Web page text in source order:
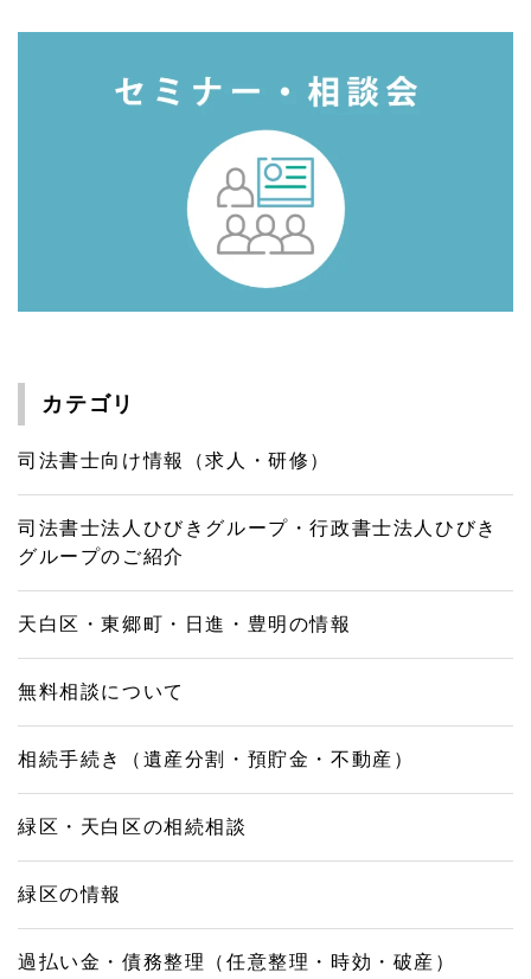
カテゴリ
司法書士向け情報（求人・研修）
司法書士法人ひびきグループ・行政書士法人ひびき
グループのご紹介
天白区・東郷町・日進・豊明の情報
無料相談について
相続手続き（遺産分割・預貯金・不動産）
緑区・天白区の相続相談
緑区の情報
過払い金・債務整理（任意整理・時効・破産）